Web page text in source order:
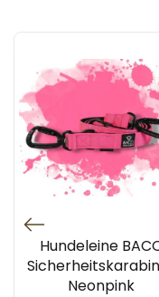
Hundeleine
Neonpink